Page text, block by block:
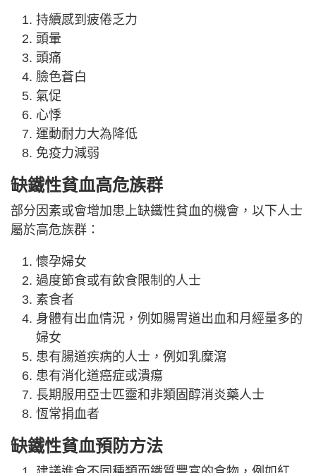
持續感到疲倦乏力
頭暈
頭痛
臉色蒼白
氣促
心悸
運動耐力大為降低
免疫力減弱
缺鐵性貧血高危族群
部分因素或會增加患上缺鐵性貧血的機會，以下人士
屬於高危族群：
懷孕婦女
過度節食或有飲食限制的人士
素食者
身體有出血情況，例如腸胃道出血和月經量多的
婦女
患有腸道疾病的人士，例如乳糜瀉
患有消化道癌症或潰瘍
長期服用亞士匹靈和非類固醇消炎藥人士
恆常捐血者
缺鐵性貧血預防方法